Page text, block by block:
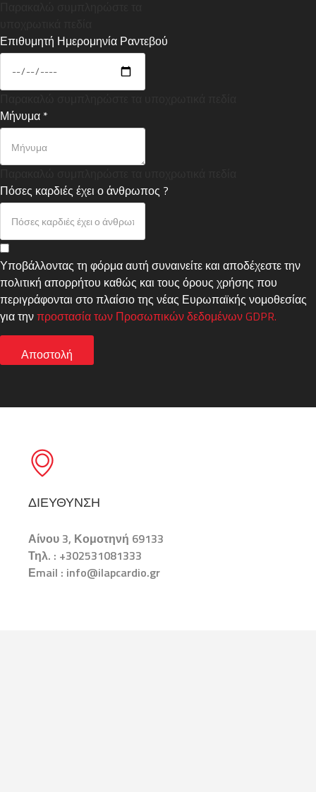
Επιθυμητή Ημερομηνία Ραντεβού
Μήνυμα *
Πόσες καρδιές έχει ο άνθρωπος ?
Υποβάλλοντας τη φόρμα αυτή συναινείτε και αποδέχεστε την
πολιτική απορρήτου καθώς και τους όρους χρήσης που
περιγράφονται στο πλαίσιο της νέας Ευρωπαϊκής νομοθεσίας
για τηνπροστασία των Προσωπικών δεδομένων GDPR.
Αποστολή
ΔΙΕΎΘΥΝΣΗ
Αίνου 3, Κομοτηνή 69133
Τηλ. : +302531081333
Εmail : info@ilapcardio.gr